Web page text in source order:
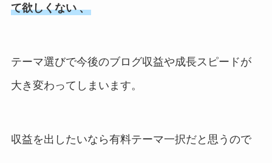
て欲しくない 、
テーマ選びで今後のブログ収益や成長スピードが
大き変わってしまいます。
収益を出したいなら有料テーマ一択だと思うので